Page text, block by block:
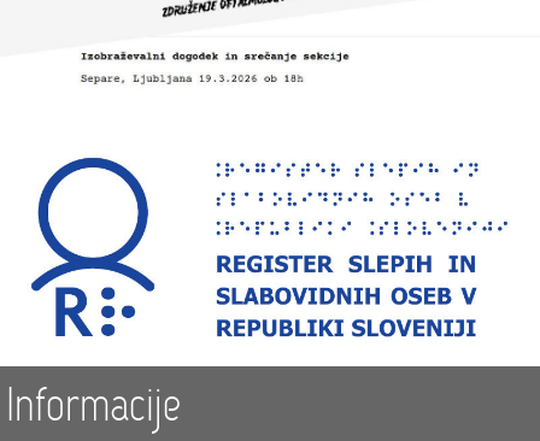
Informacije